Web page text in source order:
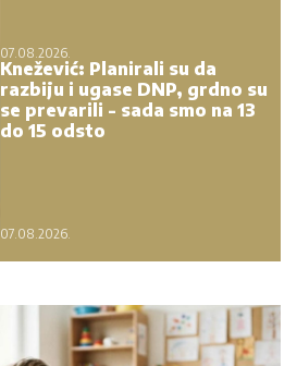
07.08.2026.
Knežević: Planirali su da
razbiju i ugase DNP, grdno su
se prevarili - sada smo na 13
do 15 odsto
07.08.2026.